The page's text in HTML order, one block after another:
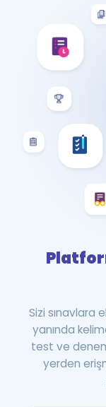
Sizi sınavlara
yanında
test ve
yerden